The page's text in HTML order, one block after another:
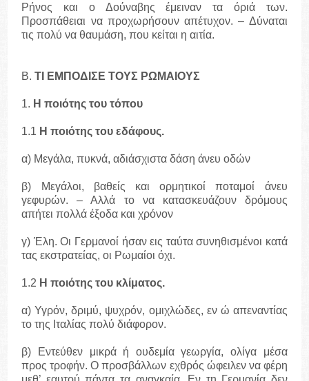
Ρήνος και ο Δούναβης έμειναν τα όριά των.
Προσπάθειαι να προχωρήσουν απέτυχον. – Δύναται
τις πολύ να θαυμάση, που κείται η αιτία.
Β.ΤΙ ΕΜΠΟΔΙΣΕ ΤΟΥΣ ΡΩΜΑΙΟΥΣ
1. Η ποιότης του τόπου
1.1 Η ποιότης του εδάφους.
α) Μεγάλα, πυκνά, αδιάσχιστα δάση άνευ οδών
β) Μεγάλοι, βαθείς και ορμητικοί ποταμοί άνευ
γεφυρών. – Αλλά το να κατασκευάζουν δρόμους
απήτει πολλά έξοδα και χρόνον
γ) Έλη. Οι Γερμανοί ήσαν εις ταύτα συνηθισμένοι κατά
τας εκστρατείας, οι Ρωμαίοι όχι.
1.2 Η ποιότης του κλίματος.
α) Υγρόν, δριμύ, ψυχρόν, ομιχλώδες, εν ώ απεναντίας
το της Ιταλίας πολύ διάφορον.
β) Εντεύθεν μικρά ή ουδεμία γεωργία, ολίγα μέσα
προς τροφήν. Ο προσβάλλων εχθρός ώφειλεν να φέρη